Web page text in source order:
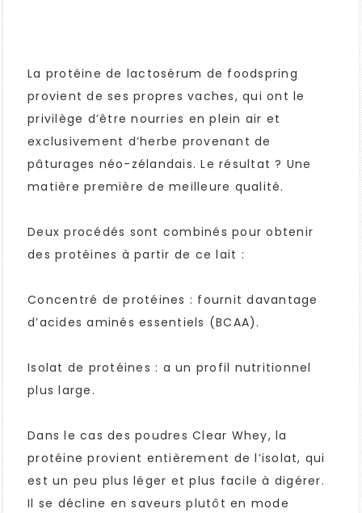
La protéine de lactosérum de foodspring
provient de ses propres vaches, qui ont le
privilège d’être nourries en plein air et
exclusivement d’herbe provenant de
pâturages néo-zélandais. Le résultat ? Une
matière première de meilleure qualité.
Deux procédés sont combinés pour obtenir
des protéines à partir de ce lait :
Concentré de protéines : fournit davantage
d’acides aminés essentiels (BCAA).
Isolat de protéines : a un profil nutritionnel
plus large.
Dans le cas des poudres Clear Whey, la
protéine provient entièrement de l’isolat, qui
est un peu plus léger et plus facile à digérer.
Il se décline en saveurs plutôt en mode